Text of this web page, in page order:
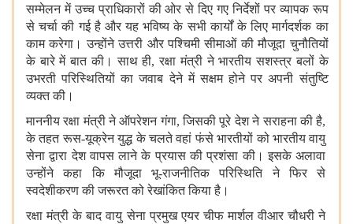
सम्मेलन में उच्च प्राधिकारों की ओर से दिए गए निर्देशों पर व्यापक रूप
से चर्चा की गई है और यह भविष्य के सभी कार्यों के लिए मार्गदर्शक का
काम करेगा। उन्होंने उत्तरी और पश्चिमी सीमाओं की मौजूदा चुनौतियों
के बारे में बात की। साथ ही, रक्षा मंत्री ने भारतीय सशस्त्र बलों के
उभरती परिस्थितियों का जवाब देने में सक्षम होने पर अपनी संतुष्टि
व्यक्त की।
माननीय रक्षा मंत्री ने ऑपरेशन गंगा, जिसकी पूरे देश ने सराहना की है,
के तहत रूस-यूक्रेन युद्ध के चलते वहां फंसे भारतीयों को भारतीय वायु
सेना द्वारा देश वापस लाने के प्रयास की प्रशंसा की। इसके अलावा
उन्होंने कहा कि मौजूदा भू-राजनीतिक परिस्थिति ने फिर से
स्वदेशीकरण की जरूरत को रेखांकित किया है।
रक्षा मंत्री के बाद वायु सेना प्रमुख एयर चीफ मार्शल वीआर चौधरी ने